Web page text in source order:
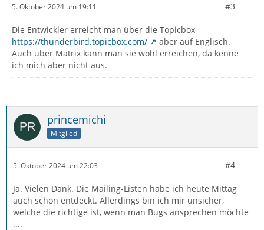
5. Oktober 2024 um 19:11 #3
Die Entwickler erreicht man über die Topicbox
https://thunderbird.topicbox.com/
aber auf Englisch.
Auch über Matrix kann man sie wohl erreichen, da kenne
ich mich aber nicht aus.
princemichi
Mitglied
5. Oktober 2024 um 22:03 #4
Ja. Vielen Dank. Die Mailing-Listen habe ich heute Mittag
auch schon entdeckt. Allerdings bin ich mir unsicher,
welche die richtige ist, wenn man Bugs ansprechen möchte
....